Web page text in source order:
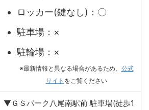
ロッカー(鍵なし)：〇
駐車場：×
駐輪場：×
※最新情報と異なる場合があるため、 公式
サイト をご覧ください
▼ＧＳパーク八尾南駅前 駐車場(徒歩1